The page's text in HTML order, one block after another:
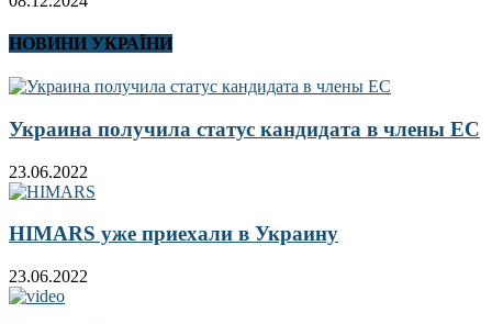
НОВИНИ УКРАЇНИ
Украина получила статус кандидата в члены ЕС
23.06.2022
HIMARS уже приехали в Украину
23.06.2022